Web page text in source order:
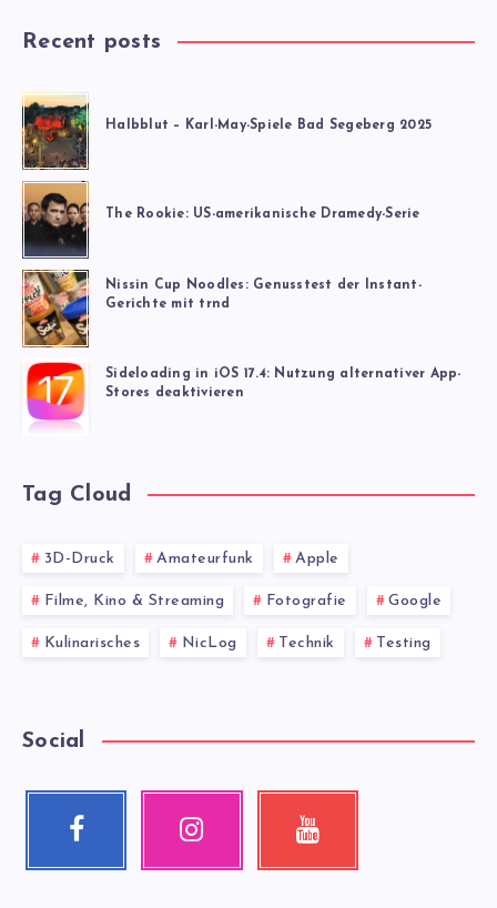
Recent posts
Halbblut – Karl-May-Spiele Bad Segeberg 2025
The Rookie: US-amerikanische Dramedy-Serie
Nissin Cup Noodles: Genusstest der Instant-
Gerichte mit trnd
Sideloading in iOS 17.4: Nutzung alternativer App-
Stores deaktivieren
Tag Cloud
3D-Druck Amateurfunk Apple
Filme, Kino & Streaming Fotografie Google
Kulinarisches NicLog Technik Testing
Social
Facebook Instagram Youtube